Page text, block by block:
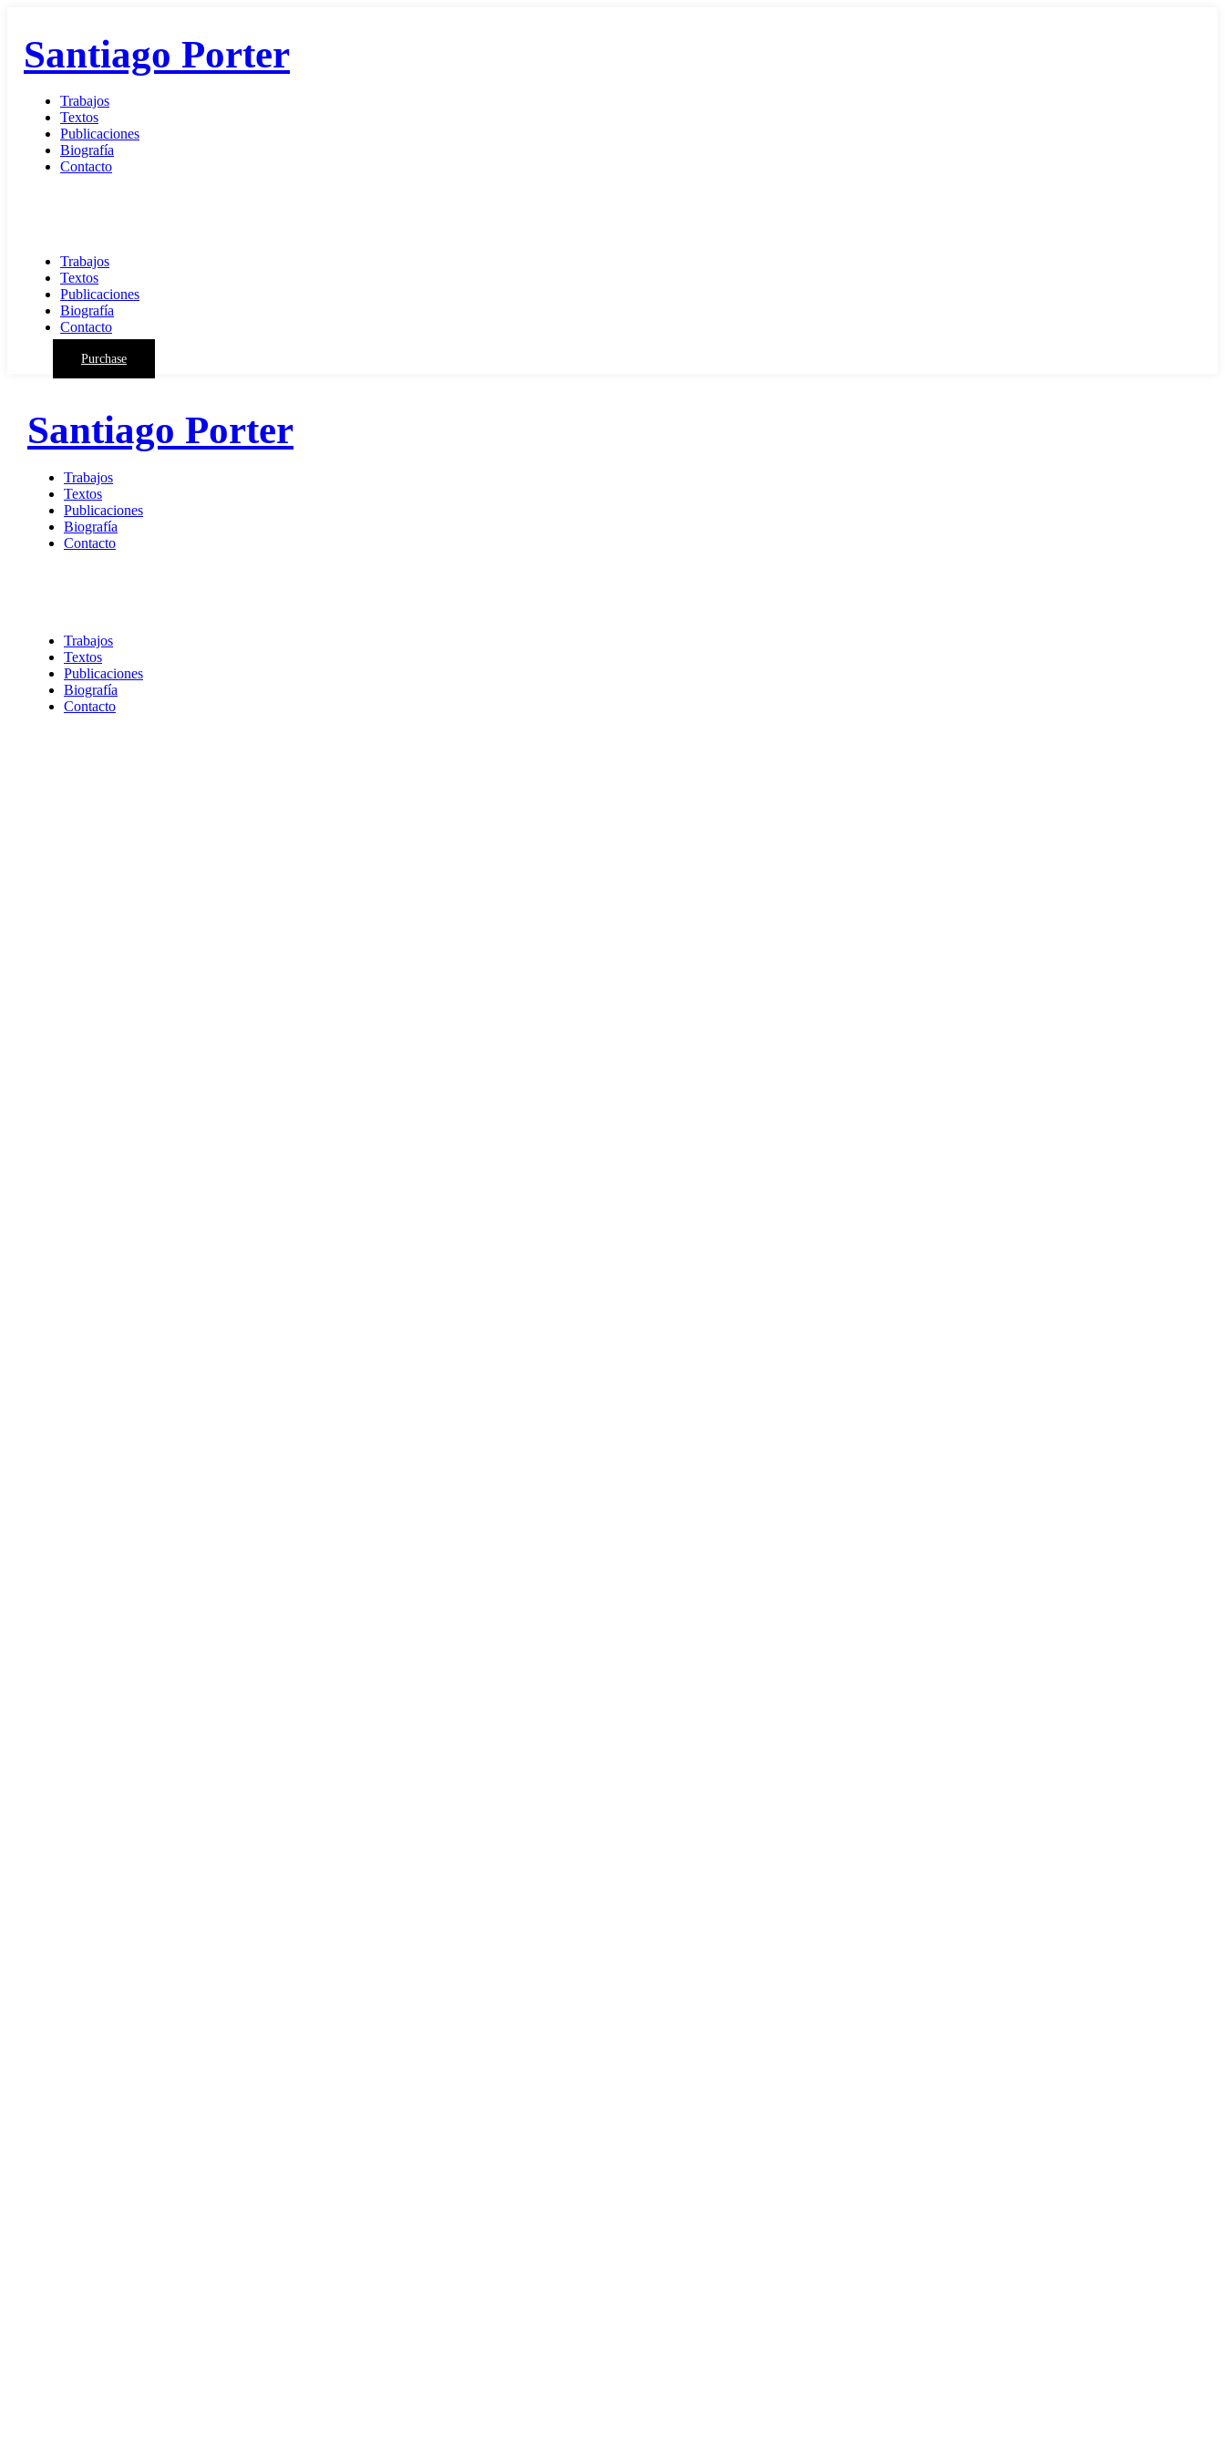
Santiago Porter
Trabajos
Textos
Publicaciones
Biografía
Contacto
Trabajos
Textos
Publicaciones
Biografía
Contacto
Purchase
Santiago Porter
Trabajos
Textos
Publicaciones
Biografía
Contacto
Trabajos
Textos
Publicaciones
Biografía
Contacto